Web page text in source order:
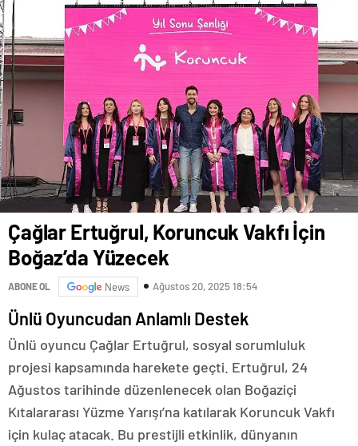
Çağlar Ertuğrul, Koruncuk Vakfı İçin
Boğaz’da Yüzecek
ABONE OL News Ağustos 20, 2025 18:54
Ünlü Oyuncudan Anlamlı Destek
Ünlü oyuncu Çağlar Ertuğrul, sosyal sorumluluk
projesi kapsamında harekete geçti. Ertuğrul, 24
Ağustos tarihinde düzenlenecek olan Boğaziçi
Kıtalararası Yüzme Yarışı’na katılarak Koruncuk Vakfı
için kulaç atacak. Bu prestijli etkinlik, dünyanın